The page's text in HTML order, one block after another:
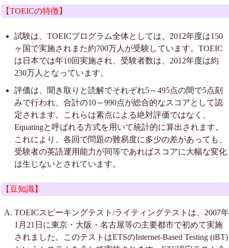
【TOEICの特徴】
試験は、TOEICプログラム全体としては、2012年度は150
ヶ国で実施されまた約700万人が受験しています。TOEIC
は日本では年10回実施され、受験者数は、2012年度は約
230万人となっています。
評価は、聞き取りと読解でそれぞれ5～495点の間で5点刻
みで行われ、合計の10～990点が総合的なスコアとして認
定されます。これらは素点による絶対評価ではなく、
Equatingと呼ばれる方式を用いて統計的に算出されます。
これにより、各回で問題の難易度に多少の差があっても、
受験者の英語運用能力が同等であればスコアに大幅な変化
は生じないとされています。
【豆知識】
TOEICスピーキングテスト/ライティングテストは、2007年
1月21日に東京・大阪・名古屋等の主要都市で初めて実施
されました。このテストはETSのInternet-Based Testing (iBT)